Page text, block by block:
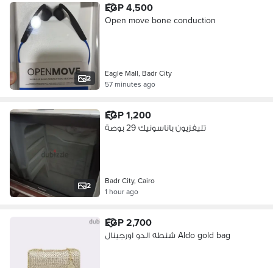
2
EGP 4,500
Open move bone conduction
Eagle Mall, Badr City
57 minutes ago
2
EGP 1,200
تليفزيون باناسونيك 29 بوصة
Badr City, Cairo
1 hour ago
EGP 2,700
شنطه الدو اورجينال Aldo gold bag